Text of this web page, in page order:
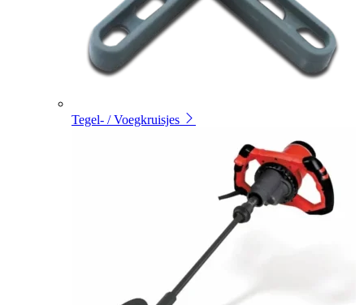
Tegel- / Voegkruisjes